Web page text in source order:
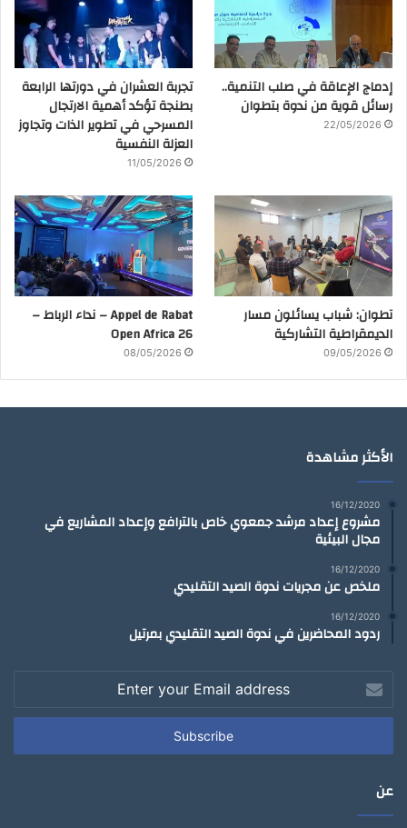
إدماج الإعاقة في صلب التنمية..
رسائل قوية من ندوة بتطوان
22/05/2026
تجربة العشران في دورتها الرابعة
بطنجة تؤكد أهمية الارتجال
المسرحي في تطوير الذات وتجاوز
العزلة النفسية
11/05/2026
تطوان: شباب يسائلون مسار
الديمقراطية التشاركية
09/05/2026
Appel de Rabat – نداء الرباط –
Open Africa 26
08/05/2026
الأكثر مشاهدة
16/12/2020
مشروع إعداد مرشد جمعوي خاص بالترافع وإعداد المشاريع في
مجال البيئية
16/12/2020
ملخص عن مجريات ندوة الصيد التقليدي
16/12/2020
ردود المحاضرين في ندوة الصيد التقليدي بمرتيل
your
Email
عن